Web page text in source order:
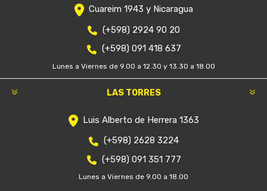
Cuareim 1943 y Nicaragua
(+598) 2924 90 20
(+598) 091 418 637
Lunes a Viernes de 9.00 a 12.30 y 13.30 a 18.00
LAS TORRES
Luis Alberto de Herrera 1363
(+598) 2628 3224
(+598) 091 351 777
Lunes a Viernes de 9.00 a 18.00